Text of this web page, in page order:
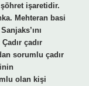
işaretidir.
Mehteran basi
çadır
sorumlu çadır
olan kişi